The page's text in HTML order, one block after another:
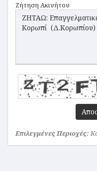
Ζήτηση Ακινήτου
Επιλεγμένες Περιοχές: